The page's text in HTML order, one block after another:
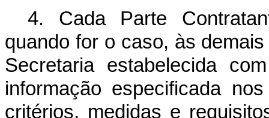
4. Cada Parte
quando for o caso, às
Secretaria estabelecida
informação especificada
critérios, medidas e